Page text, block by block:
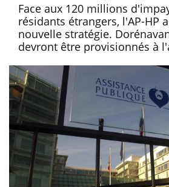
Face aux 120 millions
résidants étrangers, l'AP-HP
nouvelle stratégie.
devront être provisionnés à